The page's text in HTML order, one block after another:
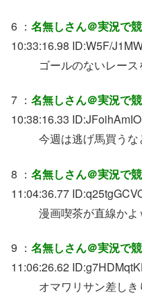
6 ： 名無しさん＠実況で
10:33:16.98 ID:W5F/
ゴールのないレー
7 ： 名無しさん＠実況で
10:38:16.33 ID:JFoihAmIO
今週は逃げ馬買うな
8 ： 名無しさん＠実況で
11:04:36.77
漫画喫茶が直線かよ
9 ： 名無しさん＠実況で
11:06:26.62
オマワリサン差しき